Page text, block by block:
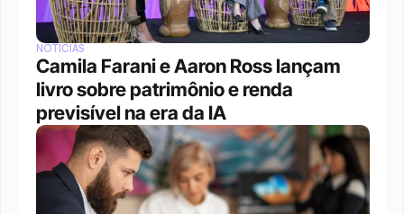
NOTÍCIAS
Camila Farani e Aaron Ross lançam
livro sobre patrimônio e renda
previsível na era da IA